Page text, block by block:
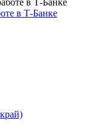
в Т-Банке